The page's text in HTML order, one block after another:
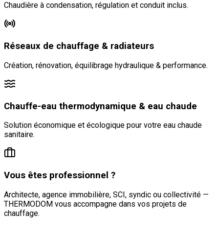
Chaudière à condensation, régulation et conduit inclus.
Réseaux de chauffage & radiateurs
Création, rénovation, équilibrage hydraulique & performance.
Chauffe-eau thermodynamique & eau chaude
Solution économique et écologique pour votre eau chaude
sanitaire.
Vous êtes professionnel ?
Architecte, agence immobilière, SCI, syndic ou collectivité —
THERMODOM vous accompagne dans vos projets de
chauffage.